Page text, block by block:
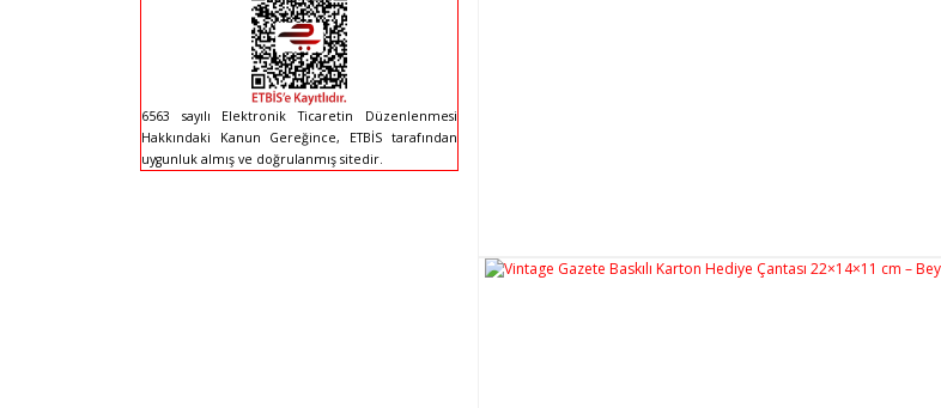
6563 sayılı Elektronik Ticaretin Düzenlenmesi
Hakkındaki Kanun Gereğince, ETBİS tarafından
uygunluk almış ve doğrulanmış sitedir.